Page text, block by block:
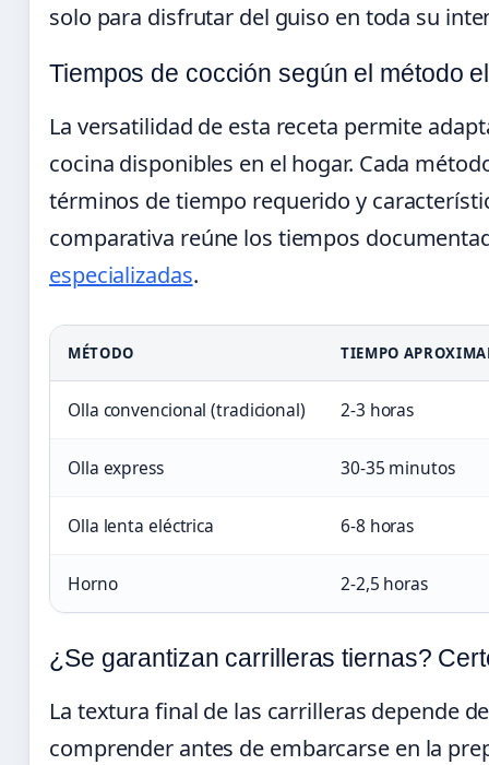
solo para disfrutar del guiso en toda su
Tiempos de cocción según el método
La versatilidad de esta receta permite
cocina disponibles en el hogar. Cada
términos de tiempo requerido y
comparativa reúne los tiempos
especializadas.
MÉTODO TIEMPO
Olla convencional (tradicional) 2-3 horas
Olla express 30-35 minutos
Olla lenta eléctrica 6-8 horas
Horno 2-2,5 horas
¿Se garantizan carrilleras tiernas?
La textura final de las carrilleras depende
comprender antes de embarcarse en la